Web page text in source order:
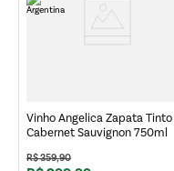
Vinho Angelica Zapata Tinto
Cabernet Sauvignon 750ml
R$359,90